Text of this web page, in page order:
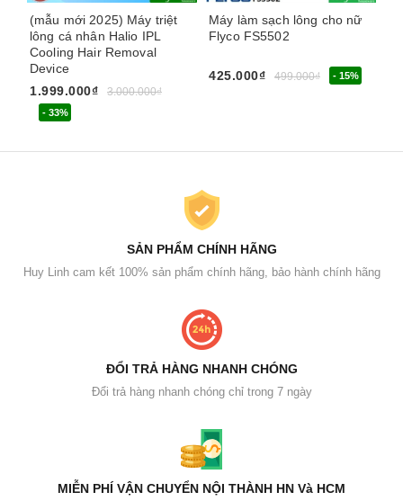
(mẫu mới 2025) Máy triệt
lông cá nhân Halio IPL
Cooling Hair Removal
Device
1.999.000₫
3.000.000₫
- 33%
Máy làm sạch lông cho nữ
Flyco FS5502
425.000₫ 499.000₫ - 15%
SẢN PHẨM CHÍNH HÃNG
Huy Linh cam kết 100% sản phẩm chính hãng, bảo hành chính hãng
ĐỔI TRẢ HÀNG NHANH CHÓNG
Đổi trả hàng nhanh chóng chỉ trong 7 ngày
MIỄN PHÍ VẬN CHUYỂN NỘI THÀNH HN Và HCM